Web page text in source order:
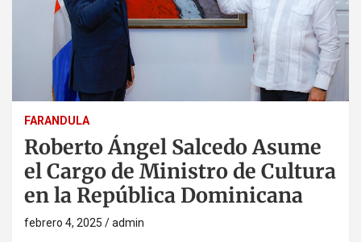
FARANDULA
Roberto Ángel Salcedo Asume
el Cargo de Ministro de Cultura
en la República Dominicana
febrero 4, 2025 admin